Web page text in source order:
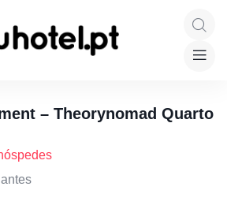
– Theorynomad Quarto